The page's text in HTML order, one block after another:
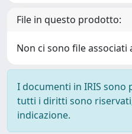
File in questo prodotto:
Non ci sono file
I documenti in IRIS
tutti i diritti sono
indicazione.